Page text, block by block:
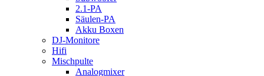
2.1-PA
Säulen-PA
Akku Boxen
DJ-Monitore
Hifi
Mischpulte
Analogmixer